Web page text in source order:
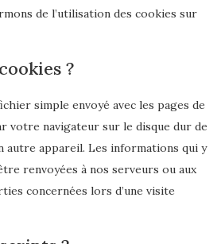
de l’utilisation des cookies sur
?
simple envoyé avec les pages de
votre navigateur sur le disque dur de
autre appareil. Les informations qui y
renvoyées à nos serveurs ou aux
concernées lors d’une visite